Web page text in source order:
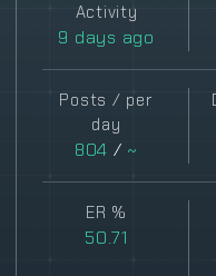
Activity
9 days ago
Posts / per
day
804 / ~
ER %
50.71